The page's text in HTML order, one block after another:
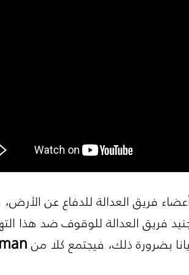
فريق العدالة للدفاع عن
فريق العدالة للوقوف ضد هذا
بضرورة ذلك، فيجتمع كلا من